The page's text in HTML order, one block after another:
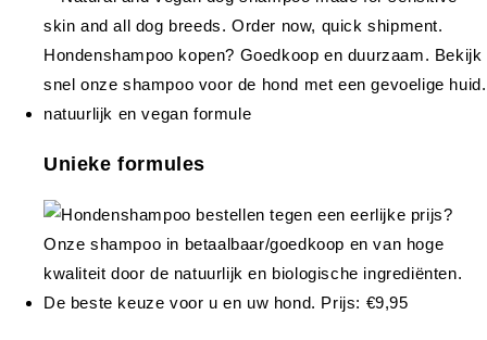
Unieke formules